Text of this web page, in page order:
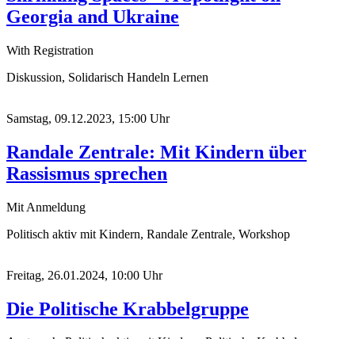
Georgia and Ukraine
With Registration
Diskussion, Solidarisch Handeln Lernen
Samstag, 09.12.2023, 15:00 Uhr
Randale Zentrale: Mit Kindern über
Rassismus sprechen
Mit Anmeldung
Politisch aktiv mit Kindern, Randale Zentrale, Workshop
Freitag, 26.01.2024, 10:00 Uhr
Die Politische Krabbelgruppe